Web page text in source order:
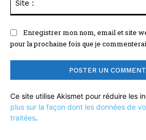
Enregistrer mon nom, email et site
pour la prochaine fois que je
Ce site utilise Akismet pour réduire les
plus sur la façon dont les données de
traitées.